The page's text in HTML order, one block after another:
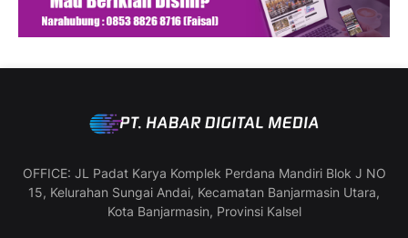
OFFICE: JL Padat Karya Komplek Perdana Mandiri Blok J NO
15, Kelurahan Sungai Andai, Kecamatan Banjarmasin Utara,
Kota Banjarmasin, Provinsi Kalsel